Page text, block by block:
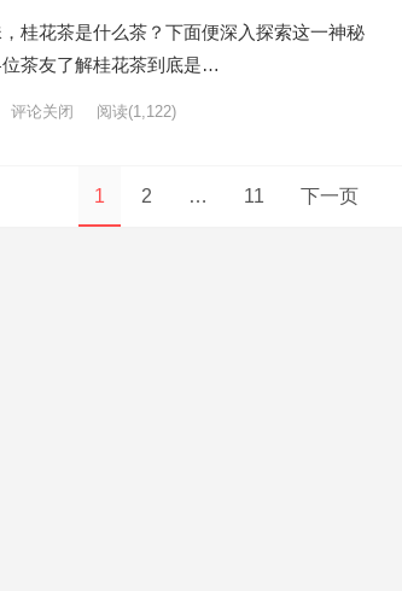
桂花茶是什么茶？下面便深入探索这一神秘
茶友了解桂花茶到底是…
评论关闭 阅读(1,122)
1 2 … 11 下一页